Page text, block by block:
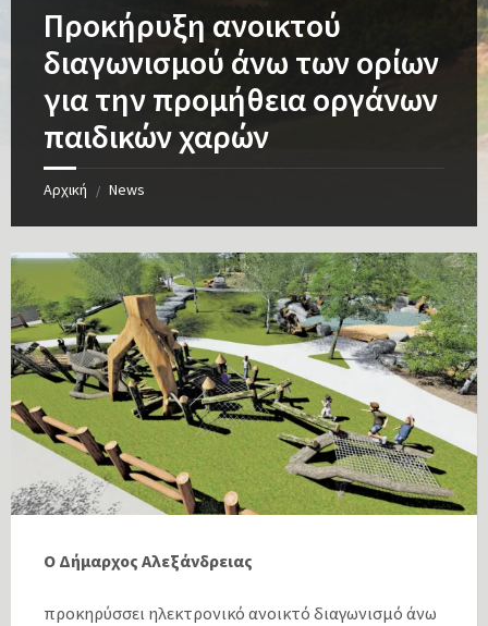
Προκήρυξη ανοικτού
διαγωνισμού άνω των ορίων
για την προμήθεια οργάνων
παιδικών χαρών
Αρχική / News
Ο Δήμαρχος Αλεξάνδρειας
προκηρύσσει ηλεκτρονικό ανοικτό διαγωνισμό άνω